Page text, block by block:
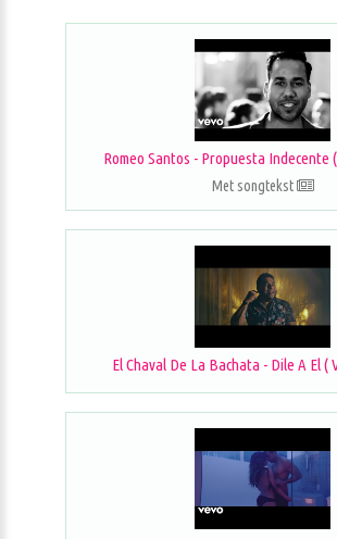
Romeo Santos - Propuesta Indecente
Met songtekst
El Chaval De La Bachata - Dile A El (